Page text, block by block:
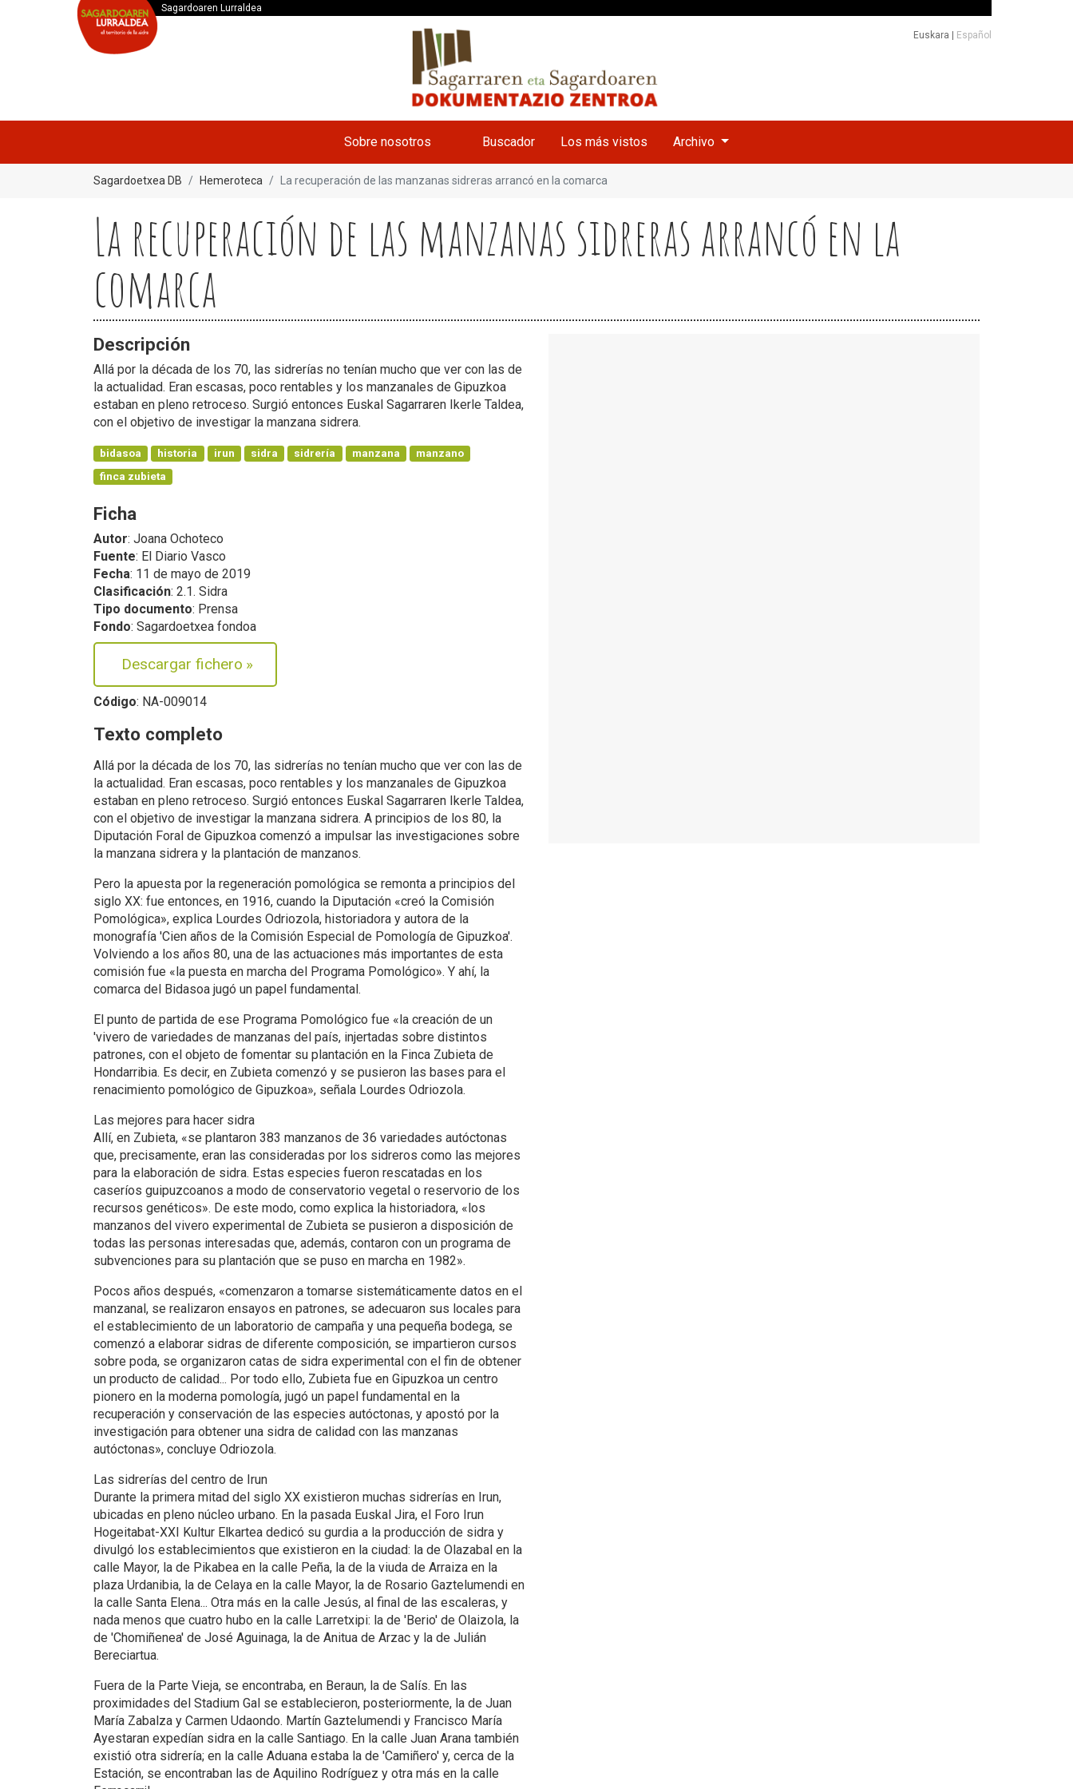
Sagardoaren Lurraldea
Euskara Español
Sobre nosotros Buscador Los más vistos Archivo
Sagardoetxea DB Hemeroteca La recuperación de las manzanas sidreras arrancó en la comarca
La recuperación de las manzanas sidreras arrancó en la
comarca
Descripción
Allá por la década de los 70, las sidrerías no tenían mucho que ver con las de
la actualidad. Eran escasas, poco rentables y los manzanales de Gipuzkoa
estaban en pleno retroceso. Surgió entonces Euskal Sagarraren Ikerle Taldea,
con el objetivo de investigar la manzana sidrera.
bidasoa historia irun sidra sidrería manzana
manzano
finca zubieta
Ficha
Autor: Joana Ochoteco
Fuente: El Diario Vasco
Fecha: 11 de mayo de 2019
Clasificación: 2.1. Sidra
Tipo documento: Prensa
Fondo: Sagardoetxea fondoa
Descargar fichero »
Código: NA-009014
Texto completo
Allá por la década de los 70, las sidrerías no tenían mucho que ver con las de
la actualidad. Eran escasas, poco rentables y los manzanales de Gipuzkoa
estaban en pleno retroceso. Surgió entonces Euskal Sagarraren Ikerle Taldea,
con el objetivo de investigar la manzana sidrera. A principios de los 80, la
Diputación Foral de Gipuzkoa comenzó a impulsar las investigaciones sobre
la manzana sidrera y la plantación de manzanos.
Pero la apuesta por la regeneración pomológica se remonta a principios del
siglo XX: fue entonces, en 1916, cuando la Diputación «creó la Comisión
Pomológica», explica Lourdes Odriozola, historiadora y autora de la
monografía 'Cien años de la Comisión Especial de Pomología de Gipuzkoa'.
Volviendo a los años 80, una de las actuaciones más importantes de esta
comisión fue «la puesta en marcha del Programa Pomológico». Y ahí, la
comarca del Bidasoa jugó un papel fundamental.
El punto de partida de ese Programa Pomológico fue «la creación de un
'vivero de variedades de manzanas del país, injertadas sobre distintos
patrones, con el objeto de fomentar su plantación en la Finca Zubieta de
Hondarribia. Es decir, en Zubieta comenzó y se pusieron las bases para el
renacimiento pomológico de Gipuzkoa», señala Lourdes Odriozola.
Las mejores para hacer sidra
Allí, en Zubieta, «se plantaron 383 manzanos de 36 variedades autóctonas
que, precisamente, eran las consideradas por los sidreros como las mejores
para la elaboración de sidra. Estas especies fueron rescatadas en los
caseríos guipuzcoanos a modo de conservatorio vegetal o reservorio de los
recursos genéticos». De este modo, como explica la historiadora, «los
manzanos del vivero experimental de Zubieta se pusieron a disposición de
todas las personas interesadas que, además, contaron con un programa de
subvenciones para su plantación que se puso en marcha en 1982».
Pocos años después, «comenzaron a tomarse sistemáticamente datos en el
manzanal, se realizaron ensayos en patrones, se adecuaron sus locales para
el establecimiento de un laboratorio de campaña y una pequeña bodega, se
comenzó a elaborar sidras de diferente composición, se impartieron cursos
sobre poda, se organizaron catas de sidra experimental con el fin de obtener
un producto de calidad... Por todo ello, Zubieta fue en Gipuzkoa un centro
pionero en la moderna pomología, jugó un papel fundamental en la
recuperación y conservación de las especies autóctonas, y apostó por la
investigación para obtener una sidra de calidad con las manzanas
autóctonas», concluye Odriozola.
Las sidrerías del centro de Irun
Durante la primera mitad del siglo XX existieron muchas sidrerías en Irun,
ubicadas en pleno núcleo urbano. En la pasada Euskal Jira, el Foro Irun
Hogeitabat-XXI Kultur Elkartea dedicó su gurdia a la producción de sidra y
divulgó los establecimientos que existieron en la ciudad: la de Olazabal en la
calle Mayor, la de Pikabea en la calle Peña, la de la viuda de Arraiza en la
plaza Urdanibia, la de Celaya en la calle Mayor, la de Rosario Gaztelumendi en
la calle Santa Elena... Otra más en la calle Jesús, al final de las escaleras, y
nada menos que cuatro hubo en la calle Larretxipi: la de 'Berio' de Olaizola, la
de 'Chomiñenea' de José Aguinaga, la de Anitua de Arzac y la de Julián
Bereciartua.
Fuera de la Parte Vieja, se encontraba, en Beraun, la de Salís. En las
proximidades del Stadium Gal se establecieron, posteriormente, la de Juan
María Zabalza y Carmen Udaondo. Martín Gaztelumendi y Francisco María
Ayestaran expedían sidra en la calle Santiago. En la calle Juan Arana también
existió otra sidrería; en la calle Aduana estaba la de 'Camiñero' y, cerca de la
Estación, se encontraban las de Aquilino Rodríguez y otra más en la calle